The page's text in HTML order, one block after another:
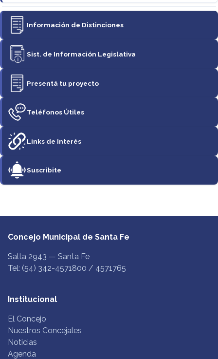
Información de Distinciones
Sist. de Información Legislativa
Presentá tu proyecto
Teléfonos Útiles
Links de Interés
Suscribite
Concejo Municipal de Santa Fe
Salta 2943 — Santa Fe
Tel: (54) 342-4571800 / 4571765
Institucional
El Concejo
Nuestros Concejales
Noticias
Agenda